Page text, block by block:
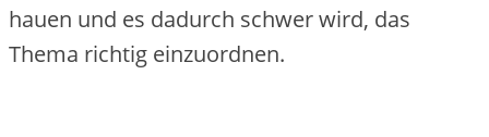
hauen und es dadurch schwer wird, das
Thema richtig einzuordnen.